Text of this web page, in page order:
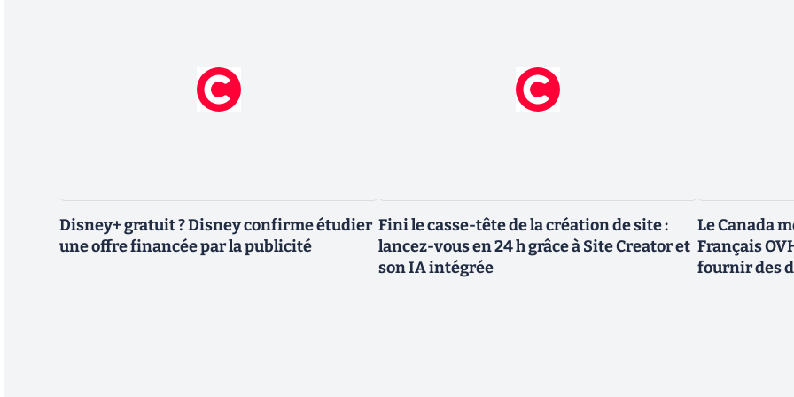
Disney+ gratuit ? Disney confirme étudier
une offre financée par la publicité
Fini le casse-tête de la création de site :
lancez-vous en 24 h grâce à Site Creator et
son IA intégrée
Le Canada
Français
fournir des